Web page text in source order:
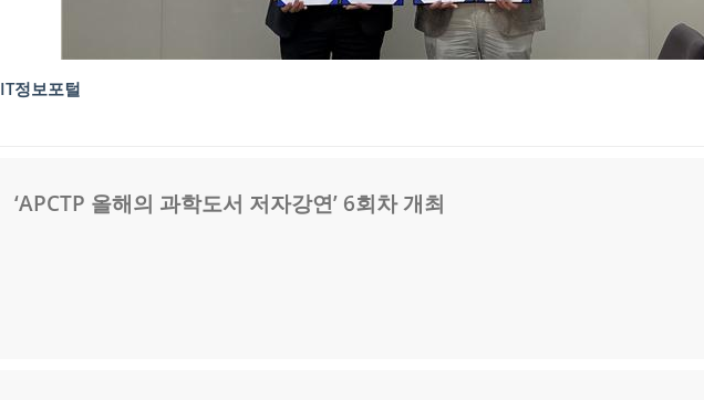
IT정보포털
‘APCTP 올해의 과학도서 저자강연’ 6회차 개최